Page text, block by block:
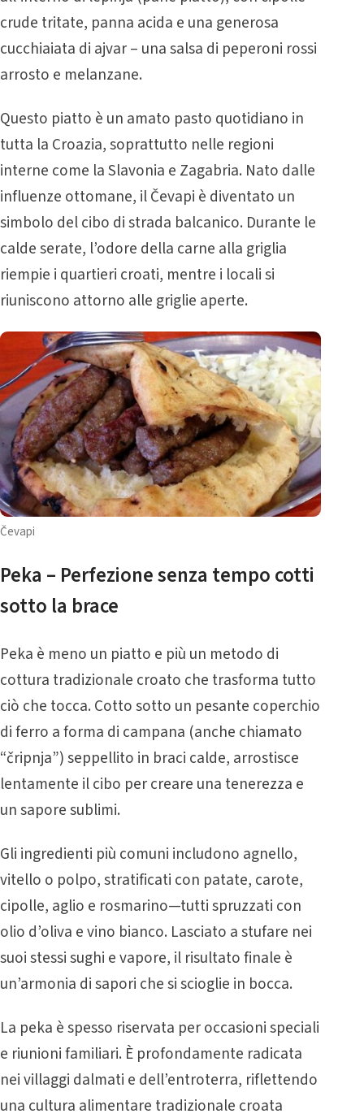
crude tritate, panna acida e una generosa
cucchiaiata di ajvar – una salsa di peperoni rossi
arrosto e melanzane.
Questo piatto è un amato pasto quotidiano in
tutta la Croazia, soprattutto nelle regioni
interne come la Slavonia e Zagabria. Nato dalle
influenze ottomane, il Čevapi è diventato un
simbolo del cibo di strada balcanico. Durante le
calde serate, l’odore della carne alla griglia
riempie i quartieri croati, mentre i locali si
riuniscono attorno alle griglie aperte.
Čevapi
Peka – Perfezione senza tempo cotti
sotto la brace
Peka è meno un piatto e più un metodo di
cottura tradizionale croato che trasforma tutto
ciò che tocca. Cotto sotto un pesante coperchio
di ferro a forma di campana (anche chiamato
“čripnja”) seppellito in braci calde, arrostisce
lentamente il cibo per creare una tenerezza e
un sapore sublimi.
Gli ingredienti più comuni includono agnello,
vitello o polpo, stratificati con patate, carote,
cipolle, aglio e rosmarino—tutti spruzzati con
olio d’oliva e vino bianco. Lasciato a stufare nei
suoi stessi sughi e vapore, il risultato finale è
un’armonia di sapori che si scioglie in bocca.
La peka è spesso riservata per occasioni speciali
e riunioni familiari. È profondamente radicata
nei villaggi dalmati e dell’entroterra, riflettendo
una cultura alimentare tradizionale croata